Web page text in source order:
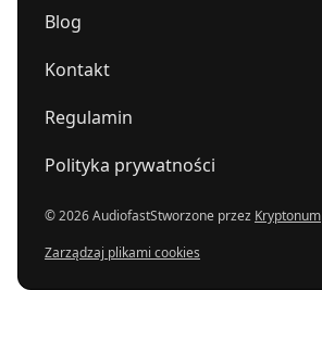
Blog
Kontakt
Regulamin
Polityka prywatności
© 2026 AudiofastStworzone przez Kryptonum
Zarządzaj plikami cookies